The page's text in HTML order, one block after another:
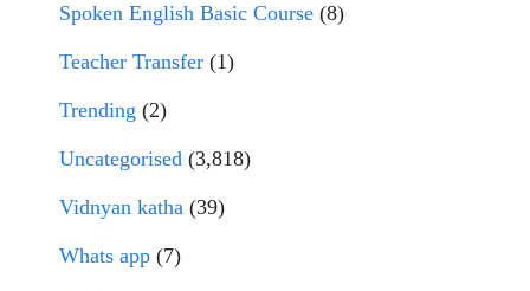
Spoken English Basic Course (8)
Teacher Transfer (1)
Trending (2)
Uncategorised (3,818)
Vidnyan katha (39)
Whats app (7)